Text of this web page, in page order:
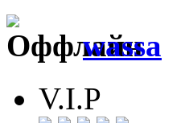
wassa
V.I.P